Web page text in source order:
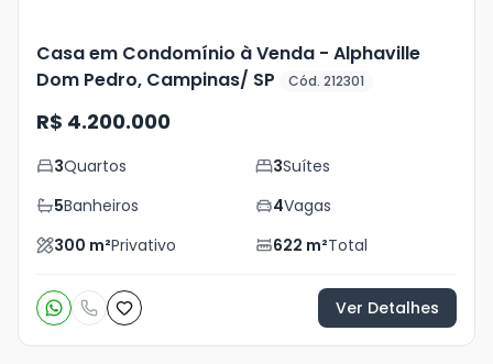
Casa em Condomínio à Venda - Alphaville
Dom Pedro, Campinas/ SP
Cód. 212301
R$ 4.200.000
3Quartos 3Suítes
5Banheiros 4Vagas
300 m²Privativo 622 m²Total
Ver Detalhes